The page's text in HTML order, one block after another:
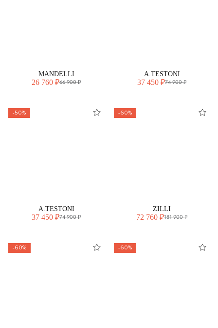
MANDELLI
26 760 ₽66 900 ₽
A.TESTONI
37 450 ₽74 900 ₽
-50%
A.TESTONI
37 450 ₽74 900 ₽
-60%
ZILLI
72 760 ₽181 900 ₽
-60% -60%